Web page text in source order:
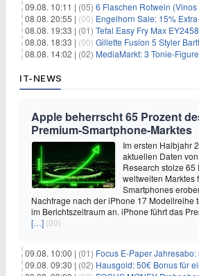
09.08. 10:11 | (05) 6 Flaschen Rotwein (Vinos Tinto Paket) + 2
08.08. 20:55 | (00) Engelhorn Sale: 15% Extra-Rabatt on
08.08. 19:33 | (01) Tefal Easy Fry Max EY2458
08.08. 18:33 | (00) Gillette Fusion 5 Styler Barttrimmer
08.08. 14:02 | (02) MediaMarkt: 3 Tonie-
IT-NEWS
Apple beherrscht 65 Prozent
Premium-Smartphone-Marktes
Im ersten Halbjahr
aktuellen Daten
Research stolze 65
weltweiten Marktes
Smartphones
Nachfrage nach der iPhone 17 Modellreihe
im Berichtszeitraum an. iPhone führt das
[…] (00)
09.08. 10:00 | (01) Focus E-Paper Jahresabo: 52 Ausgaben für
09.08. 09:30 | (02) Hausgold: 50€ Bonus für eine